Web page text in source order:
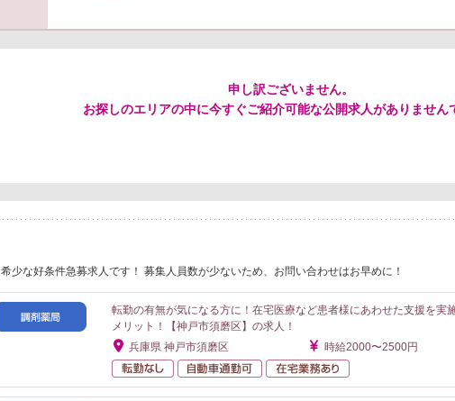
申し訳ございません。
お探しのエリアの中に今すぐご紹介可能な公開求人がありません
希少な好条件急募求人です！ 募集人員数が少ないため、お問い合わせはお早めに！
転勤の有無が気になる方に！在宅医療など患者様にあわせた支援を実
メリット！【神戸市須磨区】の求人！
兵庫県 神戸市須磨区
時給2000〜2500円
転勤なし
自動車通勤可